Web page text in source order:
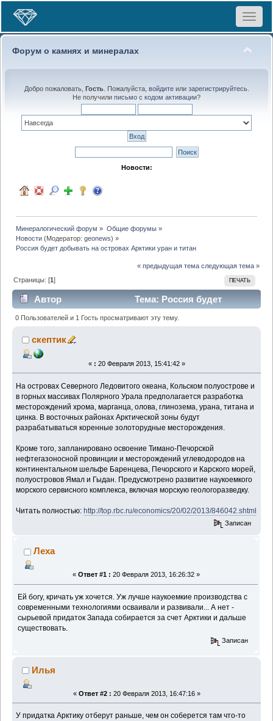
Toggle
Форум о камнях и минералах
Добро пожаловать, Гость. Пожалуйста, войдитеили зарегистрируйтесь.
Не получили письмо с кодом активации?
Новости:
Минералогический форум » Общие форумы»
Новости (Модератор:geonews) »
Россия будет добывать на островах Арктики уран и титан
« предыдущая тема следующая тема »
ПЕЧАТЬ
Страницы: [1]
Автор
Тема: Россия будет
добывать на островах Арктики уран и титан
(Прочитано 1113 раз)
0 Пользователей и 1 Гость просматривают эту тему.
скептик
« : 20 Февраля 2013, 15:41:42 »
На островах Северного Ледовитого океана, Кольском полуострове и
в горных массивах Полярного Урала предполагается разработка
месторождений хрома, марганца, олова, глинозема, урана, титана и
цинка. В восточных районах Арктической зоны будут
разрабатываться коренные золоторудные месторождения.
Кроме того, запланировано освоение Тимано-Печорской
нефтегазоносной провинции и месторождений углеводородов на
континентальном шельфе Баренцева, Печорского и Карского морей,
полуостровов Ямал и Гыдан. Предусмотрено развитие наукоемкого
морского сервисного комплекса, включая морскую геологоразведку.
Читать полностью:http://top.rbc.ru/economics/20/02/2013/846042.shtml
Записан
Леха
« Ответ #1 : 20 Февраля 2013, 16:26:32 »
Ей богу, кричать уж хочется. Уж лучше наукоемкие производства с
современными технологиями осваивали и развивали... А нет -
сырьевой придаток Запада собирается за счет Арктики и дальше
существовать.
Записан
Илья
« Ответ #2 : 20 Февраля 2013, 16:47:16 »
У придатка Арктику отберут раньше, чем он соберется там что-то